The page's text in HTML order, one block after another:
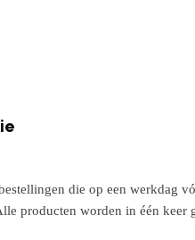
die op een werkdag
producten worden in één